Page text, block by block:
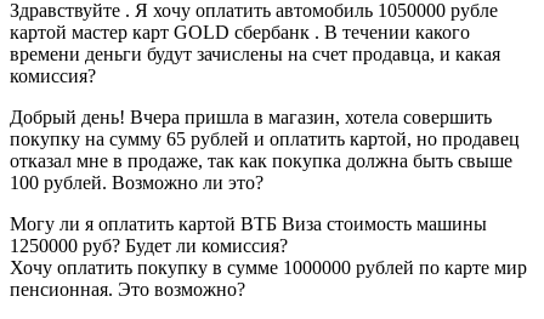
Здравствуйте . Я хочу оплатить автомобиль 1050000 рубле
картой мастер карт GOLD сбербанк . В течении какого
времени деньги будут зачислены на счет продавца, и какая
комиссия?
Добрый день! Вчера пришла в магазин, хотела совершить
покупку на сумму 65 рублей и оплатить картой, но продавец
отказал мне в продаже, так как покупка должна быть свыше
100 рублей. Возможно ли это?
Могу ли я оплатить картой ВТБ Виза стоимость машины
1250000 руб? Будет ли комиссия?
Хочу оплатить покупку в сумме 1000000 рублей по карте мир
пенсионная. Это возможно?